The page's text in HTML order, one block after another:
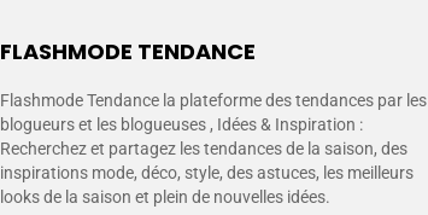
FLASHMODE TENDANCE
Flashmode Tendance la plateforme des tendances par les
blogueurs et les blogueuses , Idées & Inspiration :
Recherchez et partagez les tendances de la saison, des
inspirations mode, déco, style, des astuces, les meilleurs
looks de la saison et plein de nouvelles idées.